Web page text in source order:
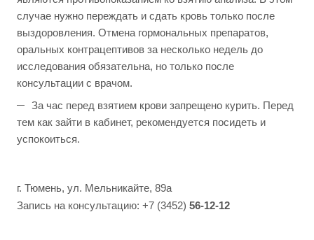
случае нужно переждать и сдать кровь только после
выздоровления. Отмена гормональных препаратов,
оральных контрацептивов за несколько недель до
исследования обязательна, но только после
консультации с врачом.
За час перед взятием крови запрещено курить. Перед
тем как зайти в кабинет, рекомендуется посидеть и
успокоиться.
г. Тюмень, ул. Мельникайте, 89а
Запись на консультацию: +7 (3452) 56-12-12